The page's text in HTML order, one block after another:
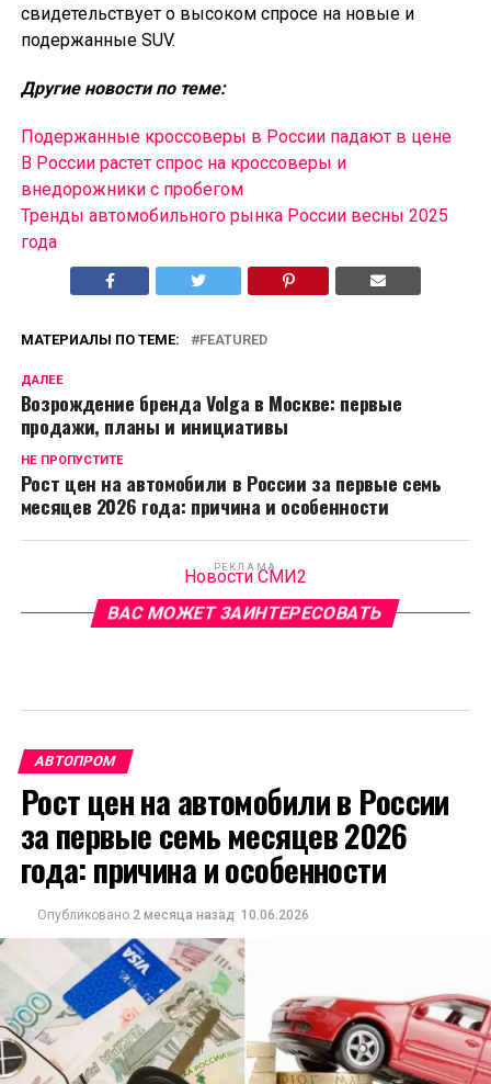
свидетельствует о высоком спросе на новые и
подержанные SUV.
Другие новости по теме:
Подержанные кроссоверы в России падают в цене
В России растет спрос на кроссоверы и
внедорожники с пробегом
Тренды автомобильного рынка России весны 2025
года
МАТЕРИАЛЫ ПО ТЕМЕ: FEATURED
ДАЛЕЕ
Возрождение бренда Volga в Москве: первые
продажи, планы и инициативы
НЕ ПРОПУСТИТЕ
Рост цен на автомобили в России за первые семь
месяцев 2026 года: причина и особенности
РЕКЛАМА
Новости СМИ2
ВАС МОЖЕТ ЗАИНТЕРЕСОВАТЬ
АВТОПРОМ
Рост цен на автомобили в России
за первые семь месяцев 2026
года: причина и особенности
Опубликовано 2 месяца назад 10.06.2026